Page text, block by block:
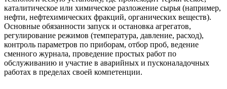
каталитическое или химическое разложение сырья (например,
нефти, нефтехимических фракций, органических веществ).
Основные обязанности запуск и остановка агрегатов,
регулирование режимов (температура, давление, расход),
контроль параметров по приборам, отбор проб, ведение
сменного журнала, проведение простых работ по
обслуживанию и участие в аварийных и пусконаладочных
работах в пределах своей компетенции.